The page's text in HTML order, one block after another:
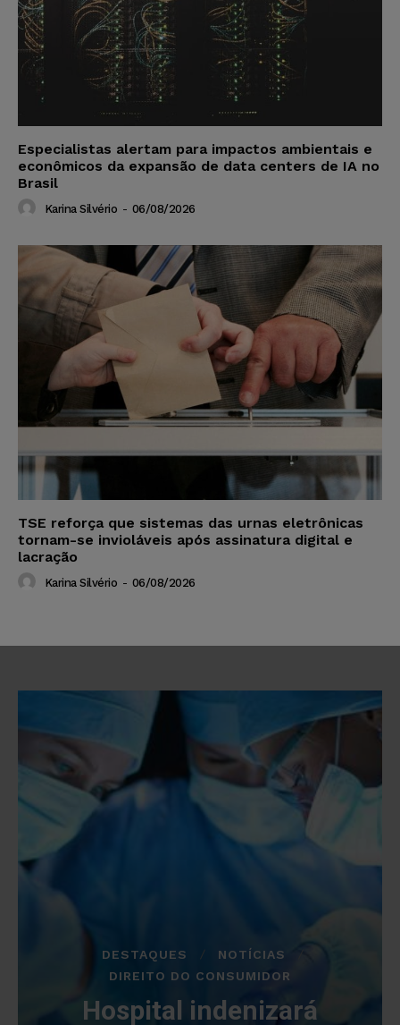
Especialistas alertam para impactos ambientais e
econômicos da expansão de data centers de IA no
Brasil
Karina Silvério - 06/08/2026
TSE reforça que sistemas das urnas eletrônicas
tornam-se invioláveis após assinatura digital e
lacração
Karina Silvério - 06/08/2026